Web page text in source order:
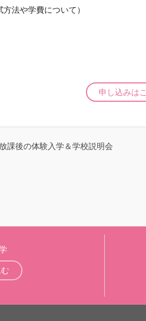
法や学費について）
申し込みは
課後の体験入学＆学校説明会